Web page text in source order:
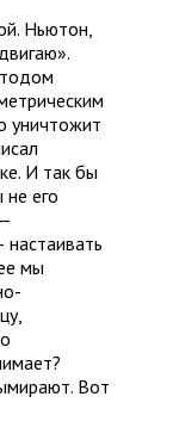
Ньютон,
уничтожит
И так бы
его
мы
Вот